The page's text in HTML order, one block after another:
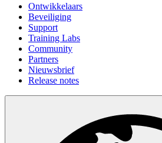
Ontwikkelaars
Beveiliging
Support
Training Labs
Community
Partners
Nieuwsbrief
Release notes